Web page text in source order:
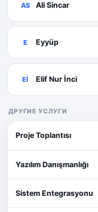
AS Ali Sincar
E Eyyüp
Eİ Elif Nur İnci
ДРУГИЕ УСЛУГИ
Proje Toplantısı
Yazılım Danışmanlığı
Sistem Entegrasyonu